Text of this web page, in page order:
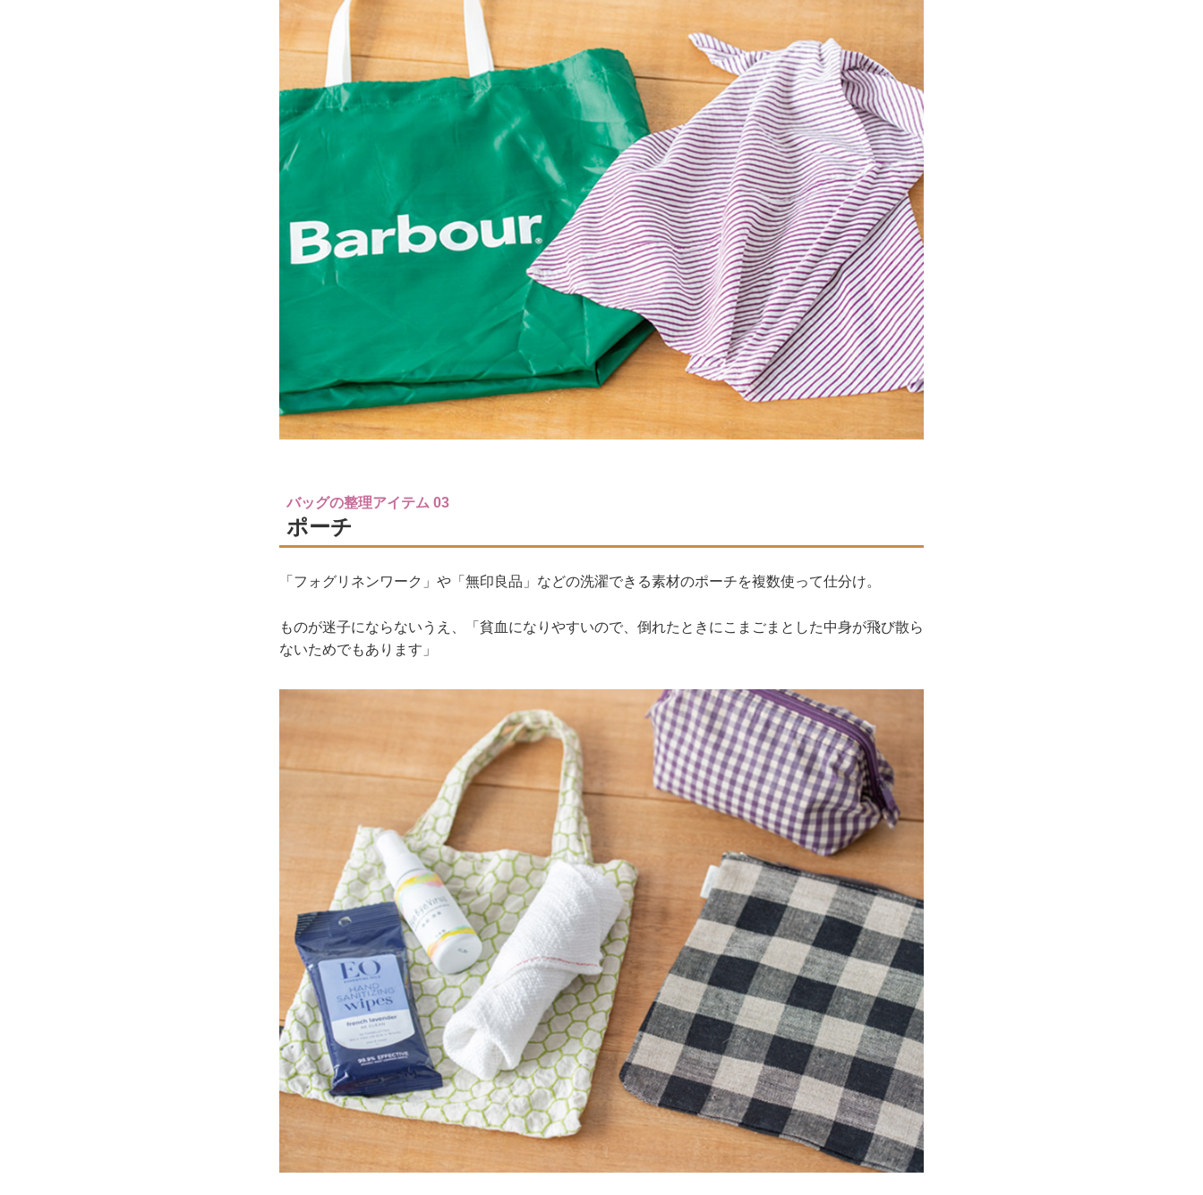
バッグの整理アイテム 03
ポーチ
「フォグリネンワーク」や「無印良品」などの洗濯できる素材のポーチを複数使って仕分け。
ものが迷子にならないうえ、「貧血になりやすいので、倒れたときにこまごまとした中身が飛び散ら
ないためでもあります」